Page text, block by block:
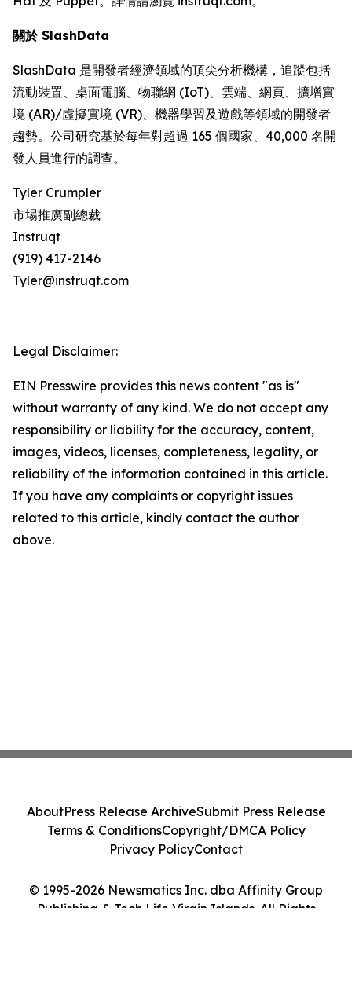
關於 SlashData
SlashData 是開發者經濟領域的頂尖分析機構，追蹤包括
流動裝置、桌面電腦、物聯網 (IoT)、雲端、網頁、擴增實
境 (AR)/虛擬實境 (VR)、機器學習及遊戲等領域的開發者
趨勢。公司研究基於每年對超過 165 個國家、40,000 名開
發人員進行的調查。
Tyler Crumpler
市場推廣副總裁
Instruqt
(919) 417-2146
Tyler@instruqt.com
Legal Disclaimer:
EIN Presswire provides this news content "as is"
without warranty of any kind. We do not accept any
responsibility or liability for the accuracy, content,
images, videos, licenses, completeness, legality, or
reliability of the information contained in this article.
If you have any complaints or copyright issues
related to this article, kindly contact the author
above.
© 1995-2026 Newsmatics Inc. dba Affinity Group
Publishing & Tech Life Virgin Islands. All Rights
AboutPress Release ArchiveSubmit Press Release
Terms & ConditionsCopyright/DMCA Policy
Privacy PolicyContact